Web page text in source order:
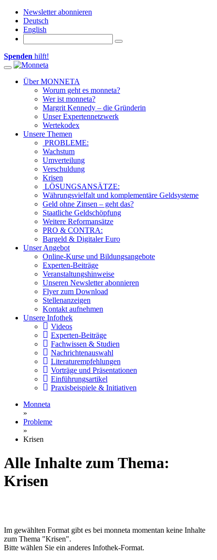
Newsletter abonnieren
Deutsch
English
Spenden hilft!
Toggle navigation
Über MONNETA
Worum geht es monneta?
Wer ist monneta?
Margrit Kennedy – die Gründerin
Unser Expertennetzwerk
Wertekodex
Unsere Themen
PROBLEME:
Wachstum
Umverteilung
Verschuldung
Krisen
LÖSUNGSANSÄTZE:
Währungsvielfalt und komplementäre Geldsysteme
Geld ohne Zinsen – geht das?
Staatliche Geldschöpfung
Weitere Reformansätze
PRO & CONTRA:
Bargeld & Digitaler Euro
Unser Angebot
Online-Kurse und Bildungsangebote
Experten-Beiträge
Veranstaltungshinweise
Unseren Newsletter abonnieren
Flyer zum Download
Stellenanzeigen
Kontakt aufnehmen
Unsere Infothek
Videos
Experten-Beiträge
Fachwissen & Studien
Nachrichtenauswahl
Literaturempfehlungen
Vorträge und Präsentationen
Einführungsartikel
Praxisbeispiele & Initiativen
Monneta
»
Probleme
»
Krisen
Alle Inhalte zum Thema:
Krisen
Im gewählten Format gibt es bei monneta momentan keine Inhalte
zum Thema "Krisen".
Bitte wählen Sie ein anderes Infothek-Format.